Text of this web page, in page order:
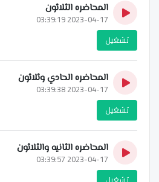
المحاضره الثلاثون
2023-04-17 03:39:19
تشغيل
المحاضره الحادي وثلاثون
2023-04-17 03:39:38
تشغيل
المحاضره الثانيه والثلاثون
2023-04-17 03:39:57